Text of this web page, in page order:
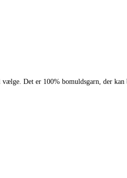
Det er 100% bomuldsgarn, der